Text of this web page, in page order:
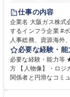
服装自由
第二新
仕事の内容
企業名 大阪ガス株式会社 求人名 【第二新卒】事務系総合職
するインフラ企業 #ポテンシャル採用 仕
人事総務、資源海外
す。 【業務内容の一
務 ■営業部門の企画スタッフ、ルー
ポジションで一定期
鑑みてジョブローテ
必要な経験・能
必要な経験・能力等
方 【人物像】・ロジ
関係者と円滑なコミュニケーシ